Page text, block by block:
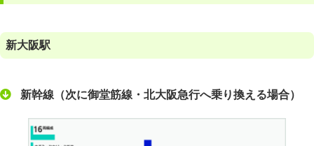
新大阪駅
新幹線（次に御堂筋線・北大阪急行へ乗り換える場合）